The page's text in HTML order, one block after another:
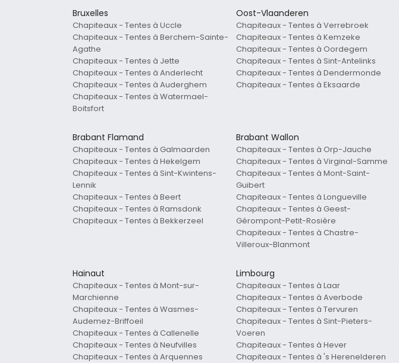
Bruxelles
Chapiteaux - Tentes à Uccle
Chapiteaux - Tentes à Berchem-Sainte-
Agathe
Chapiteaux - Tentes à Jette
Chapiteaux - Tentes à Anderlecht
Chapiteaux - Tentes à Auderghem
Chapiteaux - Tentes à Watermael-
Boitsfort
Oost-Vlaanderen
Chapiteaux - Tentes à Verrebroek
Chapiteaux - Tentes à Kemzeke
Chapiteaux - Tentes à Oordegem
Chapiteaux - Tentes à Sint-Antelinks
Chapiteaux - Tentes à Dendermonde
Chapiteaux - Tentes à Eksaarde
Brabant Flamand
Chapiteaux - Tentes à Galmaarden
Chapiteaux - Tentes à Hekelgem
Chapiteaux - Tentes à Sint-Kwintens-
Lennik
Chapiteaux - Tentes à Beert
Chapiteaux - Tentes à Ramsdonk
Chapiteaux - Tentes à Bekkerzeel
Brabant Wallon
Chapiteaux - Tentes à Orp-Jauche
Chapiteaux - Tentes à Virginal-Samme
Chapiteaux - Tentes à Mont-Saint-
Guibert
Chapiteaux - Tentes à Longueville
Chapiteaux - Tentes à Geest-
Gérompont-Petit-Rosière
Chapiteaux - Tentes à Chastre-
Villeroux-Blanmont
Hainaut
Chapiteaux - Tentes à Mont-sur-
Marchienne
Chapiteaux - Tentes à Wasmes-
Audemez-Briffoeil
Chapiteaux - Tentes à Callenelle
Chapiteaux - Tentes à Neufvilles
Chapiteaux - Tentes à Arquennes
Limbourg
Chapiteaux - Tentes à Laar
Chapiteaux - Tentes à Averbode
Chapiteaux - Tentes à Tervuren
Chapiteaux - Tentes à Sint-Pieters-
Voeren
Chapiteaux - Tentes à Hever
Chapiteaux - Tentes à 's Herenelderen